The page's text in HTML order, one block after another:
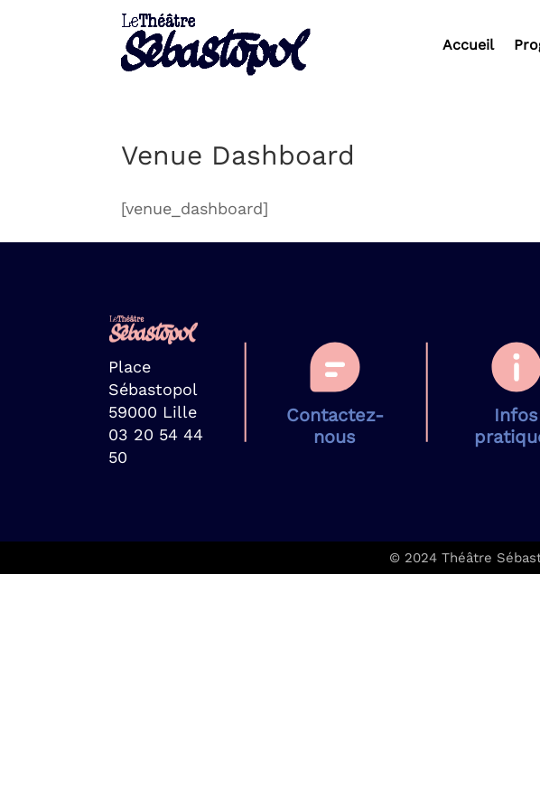
Accueil
Venue Dashboard
[venue_dashboard]
Place
Sébastopol
59000 Lille
03 20 54 44
50
Contactez-
nous
Infos
© 2024 Théâtre